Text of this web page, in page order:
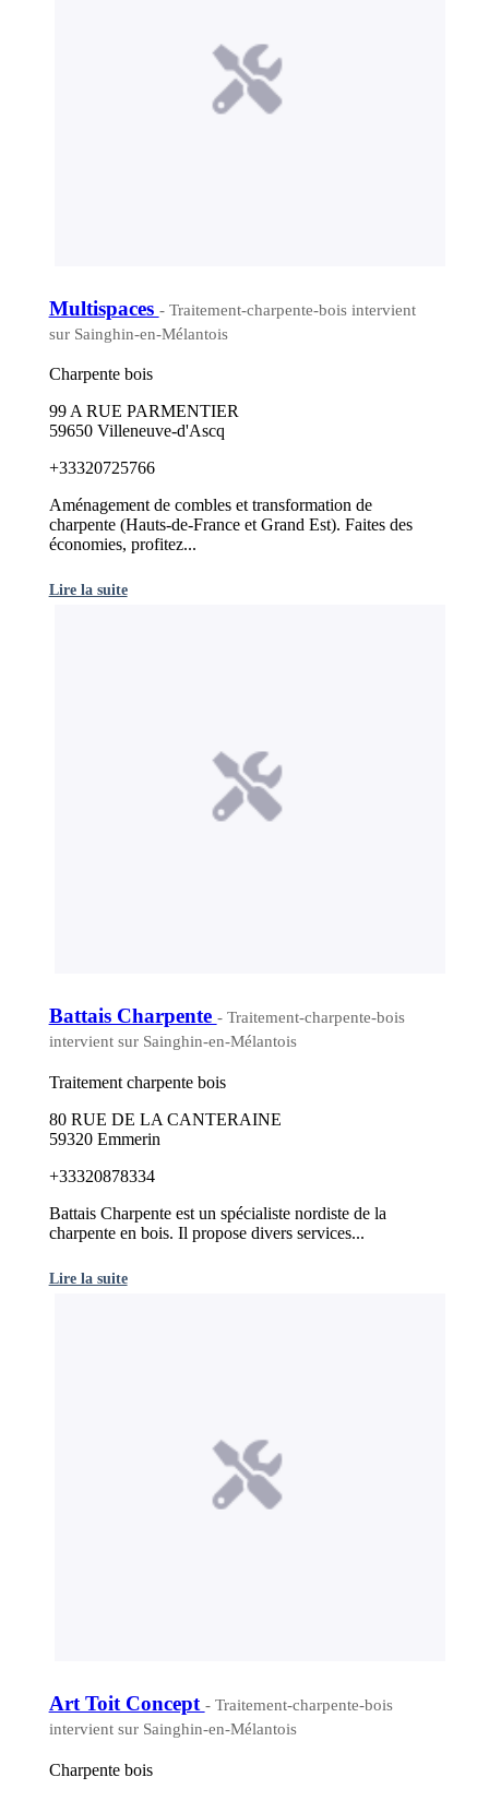
Multispaces - Traitement-charpente-bois intervient
sur Sainghin-en-Mélantois
Charpente bois
99 A RUE PARMENTIER
59650 Villeneuve-d'Ascq
+33320725766
Aménagement de combles et transformation de
charpente (Hauts-de-France et Grand Est). Faites des
économies, profitez...
Lire la suite
Battais Charpente - Traitement-charpente-bois
intervient sur Sainghin-en-Mélantois
Traitement charpente bois
80 RUE DE LA CANTERAINE
59320 Emmerin
+33320878334
Battais Charpente est un spécialiste nordiste de la
charpente en bois. Il propose divers services...
Lire la suite
Art Toit Concept - Traitement-charpente-bois
intervient sur Sainghin-en-Mélantois
Charpente bois